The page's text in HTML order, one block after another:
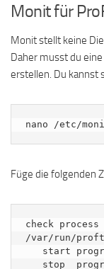
Monit für
Monit stellt keine
Daher musst du
erstellen. Du kannst
nano /etc/
Füge die folgenden
check
/var/run/